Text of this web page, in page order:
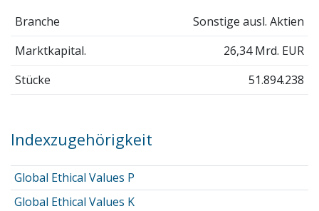
Branche
Sonstige ausl. Aktien
Marktkapital.
26,34 Mrd. EUR
Stücke
51.894.238
Indexzugehörigkeit
Global Ethical Values P
Global Ethical Values K